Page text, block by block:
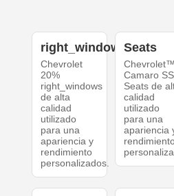
right_windows
Chevrolet
20%
right_windows
de alta
calidad
utilizado
para una
apariencia y
rendimiento
personalizados.
Seats
Chevrolet™
Camaro SS
Seats de
calidad
utilizado
para una
apariencia